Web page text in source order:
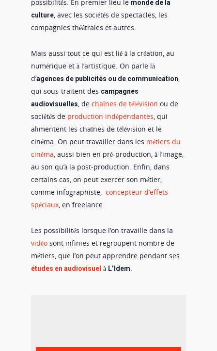
possibilités. En premier lieu le monde de la
culture, avec les sociétés de spectacles, les
compagnies théâtrales et autres.
Mais aussi tout ce qui est lié à la création, au
numérique et à l’artistique. On parle là
d’agences de publicités ou de communication,
qui sous-traitent des campagnes
audiovisuelles, de chaînes de télévision ou de
sociétés de production indépendantes, qui
alimentent les chaînes de télévision et le
cinéma. On peut travailler dans les métiers du
cinéma, aussi bien en pré-production, à l’image,
au son qu’à la post-production. Enfin, dans
certains cas, on peut exercer son métier,
comme infographiste, concepteur d’effets
spéciaux, en freelance.
Les possibilités lorsque l’on travaille dans la
vidéo sont infinies et regroupent nombre de
métiers, que l’on peut apprendre pendant ses
études en audiovisuel à L’Idem.